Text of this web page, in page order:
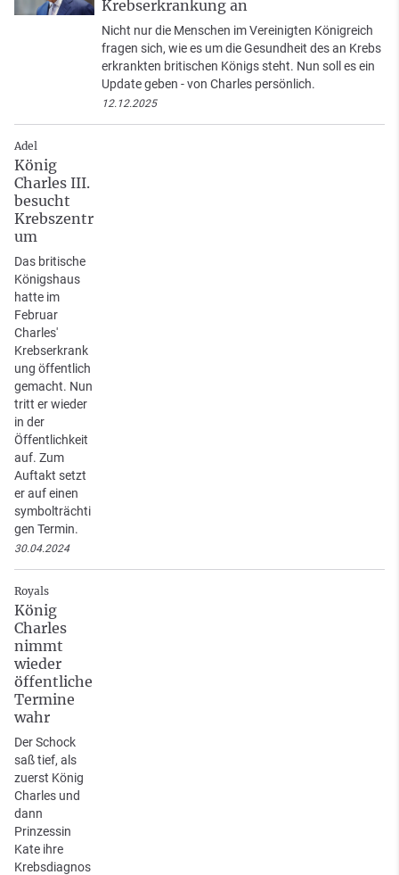
Krebserkrankung an
Nicht nur die Menschen im Vereinigten Königreich
fragen sich, wie es um die Gesundheit des an Krebs
erkrankten britischen Königs steht. Nun soll es ein
Update geben - von Charles persönlich.
12.12.2025
Adel
König
Charles III.
besucht
Krebszentr
um
Das britische
Königshaus
hatte im
Februar
Charles'
Krebserkrank
ung öffentlich
gemacht. Nun
tritt er wieder
in der
Öffentlichkeit
auf. Zum
Auftakt setzt
er auf einen
symbolträchti
gen Termin.
30.04.2024
Royals
König
Charles
nimmt
wieder
öffentliche
Termine
wahr
Der Schock
saß tief, als
zuerst König
Charles und
dann
Prinzessin
Kate ihre
Krebsdiagnos